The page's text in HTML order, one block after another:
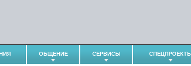
ОБЩЕНИЕ СЕРВИСЫ